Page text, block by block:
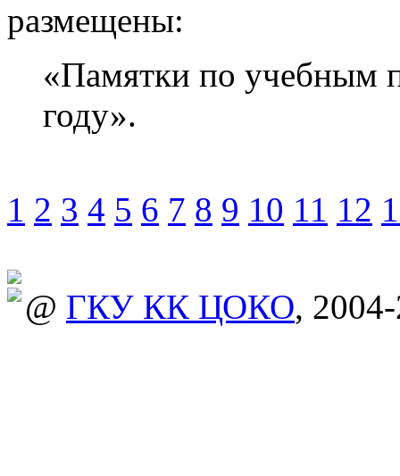
размещены:
«Памятки по учебным
году».
1 2 3 4 5 6 7 8 9 10 11 12
@ ГКУ КК ЦОКО,